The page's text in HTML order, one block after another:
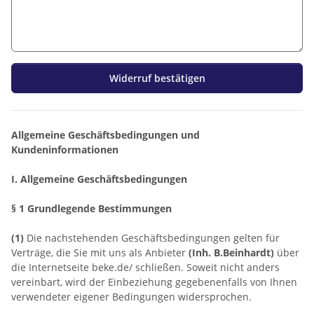
Widerruf bestätigen
Allgemeine Geschäftsbedingungen und
Kundeninformationen
I. Allgemeine Geschäftsbedingungen
§ 1 Grundlegende Bestimmungen
(1) Die nachstehenden Geschäftsbedingungen gelten für
Verträge, die Sie mit uns als Anbieter (Inh. B.Beinhardt) über
die Internetseite beke.de/ schließen. Soweit nicht anders
vereinbart, wird der Einbeziehung gegebenenfalls von Ihnen
verwendeter eigener Bedingungen widersprochen.